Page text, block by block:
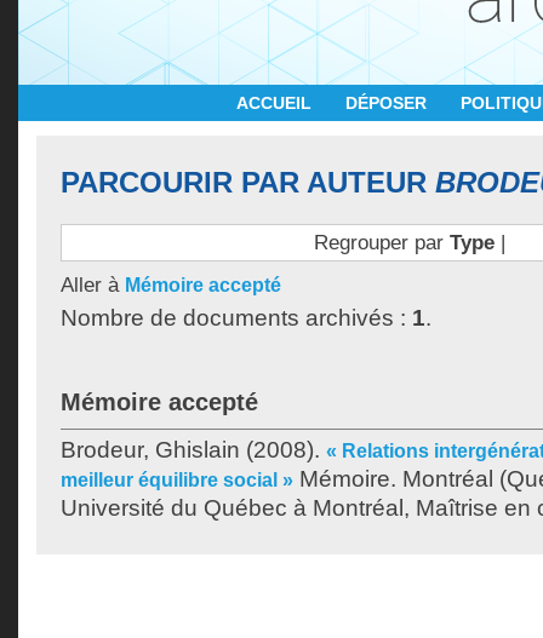
ACCUEIL DÉPOSER
PARCOURIR PAR AUTEUR
Regrouper par Type|
Aller à Mémoire accepté
Nombre de documents archivés : 1.
Mémoire accepté
Brodeur, Ghislain (2008). « Relations
meilleur équilibre social » Mémoire. Montréal
Université du Québec à Montréal, Maîtrise en